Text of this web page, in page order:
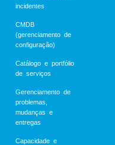
incidentes
CMDB
(gerenciamento de
configuração)
Catálogo e portfólio
de serviços
Gerenciamento de
problemas,
mudanças e
entregas
Capacidade e